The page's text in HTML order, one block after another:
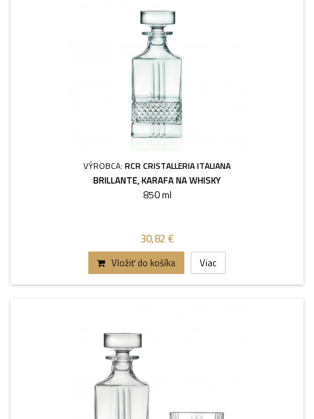
VÝROBCA: RCR CRISTALLERIA ITALIANA
BRILLANTE, KARAFA NA WHISKY
850 ml
30,82 €
Vložiť do košíka Viac